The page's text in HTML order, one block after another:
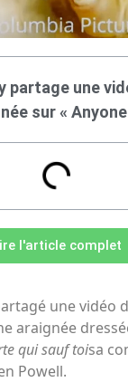
partage une
sur «
l'article complet
une vidéo
araignée
qui sauf toisa
Powell.